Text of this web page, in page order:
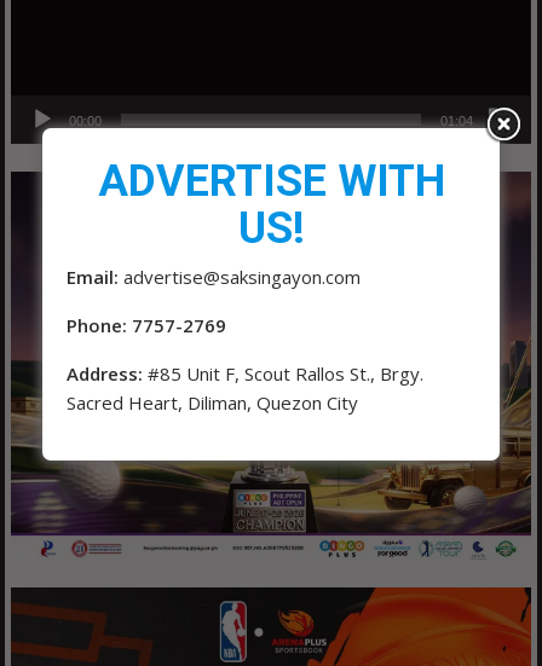
00:00 01:04
ADVERTISE WITH
US!
Email: advertise@saksingayon.com
Phone: 7757-2769
Address: #85 Unit F, Scout Rallos St., Brgy.
Sacred Heart, Diliman, Quezon City